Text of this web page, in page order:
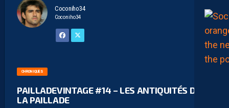
Coconiho34
Coconiho34
CHRONIQUES
PAILLADEVINTAGE #14 – LES ANTIQUITÉS DE
LA PAILLADE